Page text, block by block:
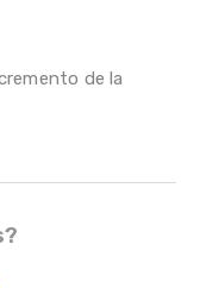
de la